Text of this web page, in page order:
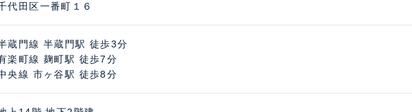
代田区一番町１６
蔵門線 半蔵門駅 徒歩3分
楽町線 麹町駅 徒歩7分
央線 市ヶ谷駅 徒歩8分